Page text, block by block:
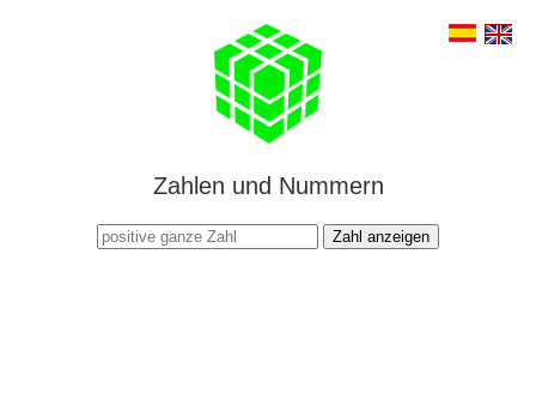
Zahlen und Nummern
Zahl anzeigen